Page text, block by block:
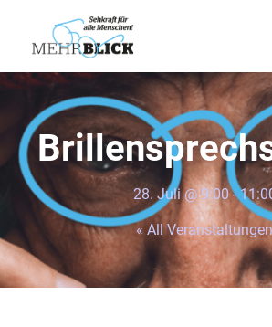
28. Juli @ 9:00-
« All Veranstaltungen